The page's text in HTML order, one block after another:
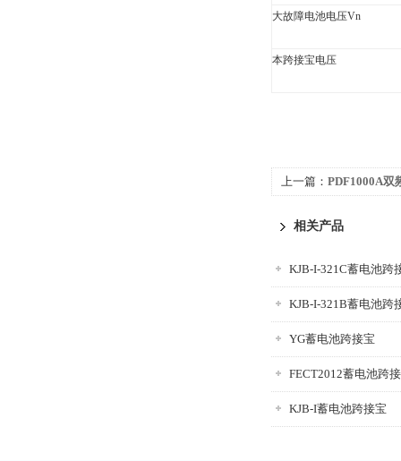
大故障电池电压Vn
本跨接宝电压
上一篇： PDF1000A双
相关产品
KJB-I-321C蓄电池跨
KJB-I-321B蓄电池跨
YG蓄电池跨接宝
FECT2012蓄电池跨
KJB-I蓄电池跨接宝